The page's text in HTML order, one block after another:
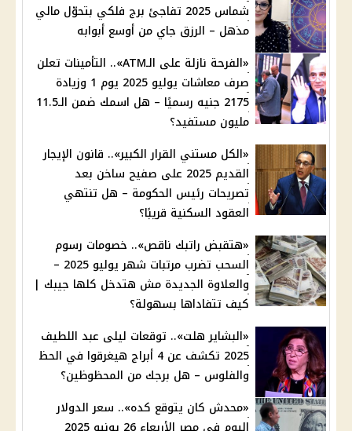
شماس 2025 تفاجئ برج فلكي بتحوّل مالي
مذهل – الرزق جاي من أوسع أبوابه
«الفرحة نازلة على الـATM».. التأمينات تعلن
صرف معاشات يوليو 2025 يوم 1 وزيادة
2175 جنيه رسميًا – هل اسمك ضمن الـ11.5
مليون مستفيد؟
«الكل مستني القرار الكبير».. قانون الإيجار
القديم 2025 على صفيح ساخن بعد
تصريحات رئيس الحكومة – هل تنتهي
العقود السكنية قريبًا؟
«هتقبض راتبك ناقص».. خصومات رسوم
السحب تضرب مرتبات شهر يوليو 2025 –
والعلاوة الجديدة مش هتدخل كلها جيبك |
كيف تتفاداها بسهولة؟
«البشاير هلت».. توقعات ليلى عبد اللطيف
2025 تكشف عن 4 أبراج هيغرقوا في الحظ
والفلوس – هل برجك من المحظوظين؟
«محدش كان يتوقع كده».. سعر الدولار